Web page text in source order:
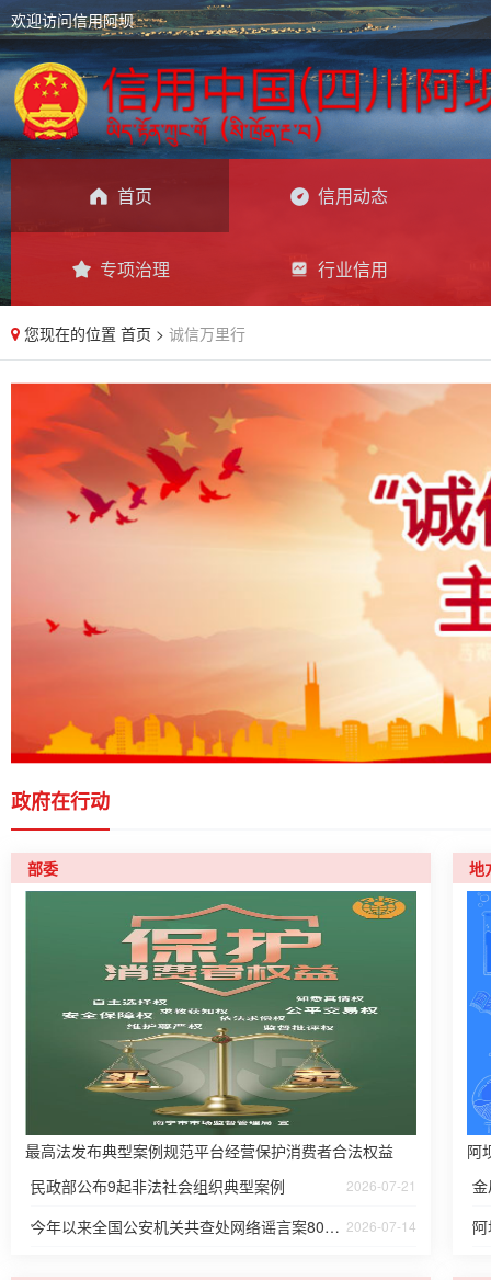
欢迎访问信用阿坝
首页 信用动态
专项治理 行业信用
您现在的位置 首页 > 诚信万里行
政府在行动
部委
最高法发布典型案例规范平台经营保护消费者合法权益
民政部公布9起非法社会组织典型案例
2026-07-21
今年以来全国公安机关共查处网络谣言案8000余起 2026-07-14
地
阿